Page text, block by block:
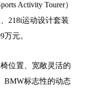
Activity Tourer）
218i运动设计套装
元。
位置、宽敞灵活的
BMW标志性的动态